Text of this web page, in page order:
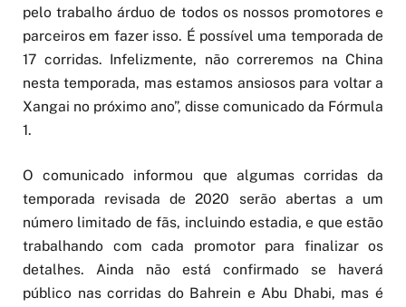
pelo trabalho árduo de todos os nossos promotores e
parceiros em fazer isso. É possível uma temporada de
17 corridas. Infelizmente, não correremos na China
nesta temporada, mas estamos ansiosos para voltar a
Xangai no próximo ano”, disse comunicado da Fórmula
1.
O comunicado informou que algumas corridas da
temporada revisada de 2020 serão abertas a um
número limitado de fãs, incluindo estadia, e que estão
trabalhando com cada promotor para finalizar os
detalhes. Ainda não está confirmado se haverá
público nas corridas do Bahrein e Abu Dhabi, mas é